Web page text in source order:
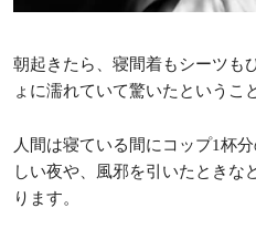
朝起きたら、寝間着もシーツも
ょに濡れていて驚いたというこ
人間は寝ている間にコップ1杯
しい夜や、風邪を引いたときな
ります。